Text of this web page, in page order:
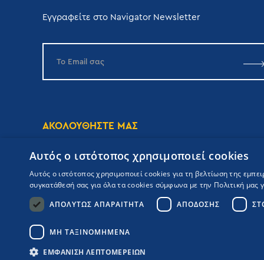
Εγγραφείτε στο Navigator Newsletter
ΑΚΟΛΟΥΘΗΣΤΕ ΜΑΣ
Copyrights Navigator © ΜΗ.Τ.Ε 0206Ε60000476600
Πολιτική Απορρήτου
Αυτός ο ιστότοπος χρησιμοποιεί cookies
Αυτός ο ιστότοπος χρησιμοποιεί cookies για τη βελτίωση της
συγκατάθεσή σας για όλα τα cookies σύμφωνα με την Πολιτική μας
ΑΠΟΛΎΤΩΣ ΑΠΑΡΑΊΤΗΤΑ
ΑΠΌΔΟΣΗΣ
ΜΗ ΤΑΞΙΝΟΜΗΜΈΝΑ
ΕΜΦΆΝΙΣΗ ΛΕΠΤΟΜΕΡΕΙΏΝ